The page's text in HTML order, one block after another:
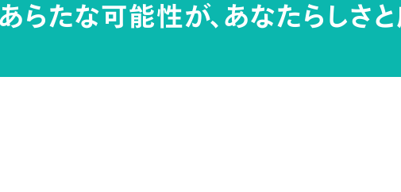
あらたな可能性が、あなたらしさ